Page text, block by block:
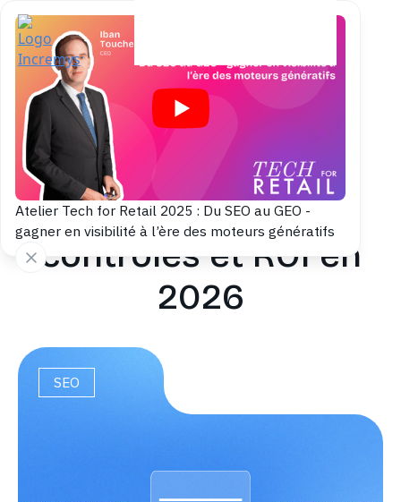
Atelier Tech for Retail 2025 : Du SEO au GEO -
gagner en visibilité à l’ère des moteurs génératifs
Back to blog
Acheter des liens
SEO : critères,
contrôles et ROI en
2026
SEO